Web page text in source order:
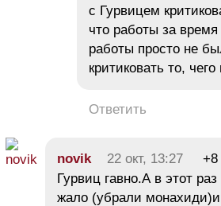
с Гурвицем
что работы за время
работы просто не
критиковать то, чего
Ответить
novik 22 окт, 13:27
+8
Гурвиц гавно.А в этот
жало (убрали